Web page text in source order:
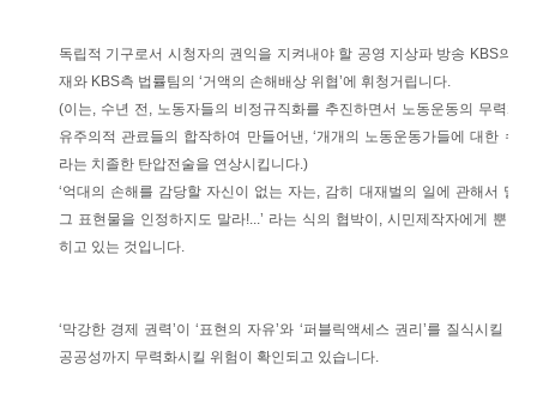
독립적 기구로서 시청자의 권익을 지켜내야 할 공영 지상파 방송 KBS의 [
재와 KBS측 법률팀의 ‘거액의 손해배상 위협’에 휘청거립니다.
(이는, 수년 전, 노동자들의 비정규직화를 추진하면서 노동운동의 무력화
유주의적 관료들의 합작하여 만들어낸, ‘개개의 노동운동가들에 대한 수억
라는 치졸한 탄압전술을 연상시킵니다.)
‘억대의 손해를 감당할 자신이 없는 자는, 감히 대재벌의 일에 관해서 말
그 표현물을 인정하지도 말라!...’ 라는 식의 협박이, 시민제작자에게 뿐만
히고 있는 것입니다.
‘막강한 경제 권력’이 ‘표현의 자유’와 ‘퍼블릭액세스 권리’를 질식시킬 뿐
공공성까지 무력화시킬 위험이 확인되고 있습니다.